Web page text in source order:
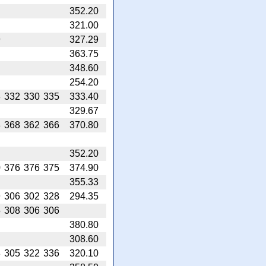
352.20
321.00
327.29
363.75
348.60
254.20
332 330 335
333.40
329.67
368 362 366 370.80
352.20
376 376 375
374.90
355.33
306 302 328
294.35
308 306 306
380.80
308.60
305 322 336
320.10